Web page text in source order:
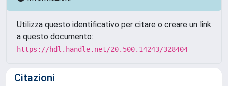
Utilizza questo identificativo per citare o creare un link
a questo documento:
https://hdl.handle.net/20.500.14243/328404
Citazioni